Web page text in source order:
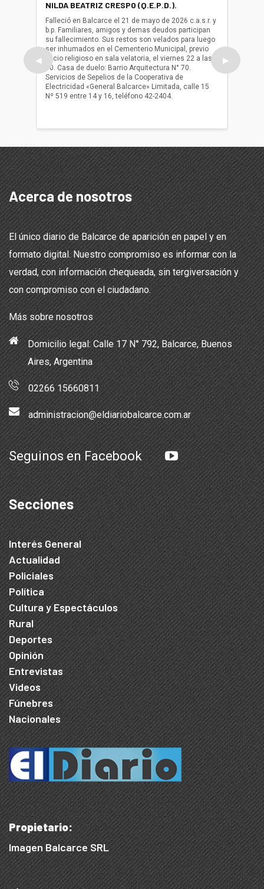
◀
NILDA BEATRIZ CRESPO (Q.E.P.D.).
Falleció en Balcarce el 21 de mayo de 2026 c.a.s.r. y
b.p. Familiares, amigos y demas deudos participan
su fallecimiento. Sus restos son velados para luego
ser inhumados en el Cementerio Municipal, previo
oficio religioso en sala velatoria, el viernes 22 a las
10. Casa de duelo: Barrio Arquitectura N° 70.
Servicios de Sepelios de la Cooperativa de
Electricidad «General Balcarce» Limitada, calle 15
Nº 519 entre 14 y 16, teléfono 42-2404.
ser
oficio
▶
Acerca de nosotros
El único diario de Balcarce de aparición en papel y en
formato digital. Nuestro compromiso es informar con la
verdad, con información chequeada, sin tergiversación y
con compromiso con el ciudadano.
Más sobre nosotros
Domicilio legal: Calle 17 N° 792, Balcarce, Buenos
Aires, Argentina
02266 15660811
administracion@eldiariobalcarce.com.ar
Seguinos en Facebook
Secciones
Interés General
Actualidad
Policiales
Política
Cultura y Espectáculos
Rural
Deportes
Opinión
Entrevistas
Videos
Fúnebres
Nacionales
Propietario:
Imagen Balcarce SRL